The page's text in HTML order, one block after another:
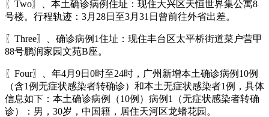
〖Two〗、本土确诊病例住址：现住大兴区天恒世界集公寓8
号楼。行程轨迹：3月28日至3月31日曾前往外省出差。
〖Three〗、确诊病例1住址：现住丰台区太平桥街道菜户营甲
88号鹏润家园文苑B座。
〖Four〗、年4月9日0时至24时，广州新增本土确诊病例10例
（含1例无症状感染者转确诊）和本土无症状感染者1例，具体
信息如下：本土确诊病例（10例）病例1（无症状感染者转确
诊）：男，30岁，中国籍，居住天河区龙蟠花园。